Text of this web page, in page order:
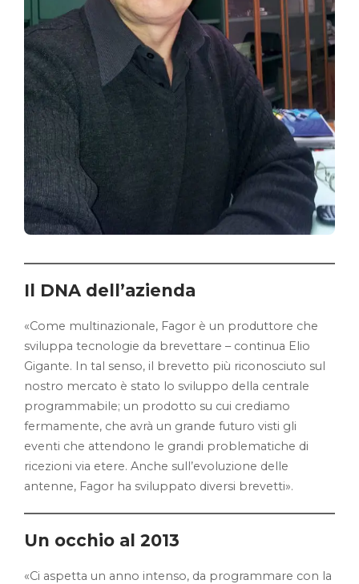
Il DNA dell’azienda
«Come multinazionale, Fagor è un produttore che
sviluppa tecnologie da brevettare – continua Elio
Gigante. In tal senso, il brevetto più riconosciuto sul
nostro mercato è stato lo sviluppo della centrale
programmabile; un prodotto su cui crediamo
fermamente, che avrà un grande futuro visti gli
eventi che attendono le grandi problematiche di
ricezioni via etere. Anche sull’evoluzione delle
antenne, Fagor ha sviluppato diversi brevetti».
Un occhio al 2013
«Ci aspetta un anno intenso, da programmare con la